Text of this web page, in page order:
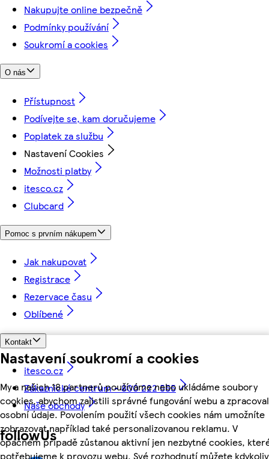
Nastavení soukromí a cookies
My a našich 18 partnerů používáme nebo ukládáme soubory
cookies, abychom zajistili správné fungování webu a
osobní údaje. Povolením použití všech cookies nám umožníte
zobrazovat například také personalizovanou reklamu. V
opačném případě zůstanou aktivní jen nezbytné cookies,
potřebujeme k provozu webu. Své rozhodnutí můžete kdykoliv
Nakupujte online bezpečně
Podmínky používání
Soukromí a cookies
O nás
Přístupnost
Podívejte se, kam doručujeme
Poplatek za službu
Nastavení Cookies
Možnosti platby
itesco.cz
Clubcard
Pomoc s prvním nákupem
Jak nakupovat
Registrace
Rezervace času
Oblíbené
Kontakt
itesco.cz
Zákaznické centrum - 800 222 555
Naše obchody
followUs